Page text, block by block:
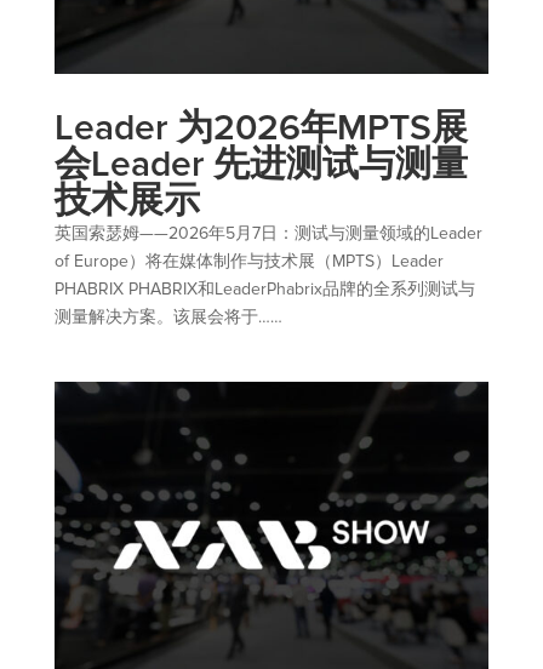
Leader 为2026年MPTS展
会Leader 先进测试与测量
技术展示
英国索瑟姆——2026年5月7日：测试与测量领域的Leader
of Europe）将在媒体制作与技术展（MPTS）Leader
PHABRIX PHABRIX和LeaderPhabrix品牌的全系列测试与
测量解决方案。该展会将于……